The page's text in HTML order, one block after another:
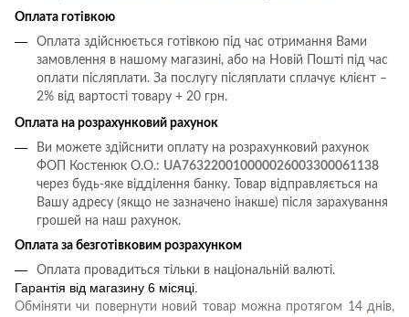
Оплата готівкою
Оплата здійснюється готівкою під час отримання Вами
замовлення в нашому магазині, або на Новій Пошті під час
оплати післяплати. За послугу післяплати сплачує клієнт –
2% від вартості товару + 20 грн.
Оплата на розрахунковий рахунок
Ви можете здійснити оплату на розрахунковий рахунок
ФОП Костенюк О.О.: UA763220010000026003300061138
через будь-яке відділення банку. Товар відправляється на
Вашу адресу (якщо не зазначено інакше) після зарахування
грошей на наш рахунок.
Оплата за безготівковим розрахунком
Оплата провадиться тільки в національній валюті.
Гарантія від магазину 6 місяці.
Обміняти чи повернути новий товар можна протягом 14 днів,